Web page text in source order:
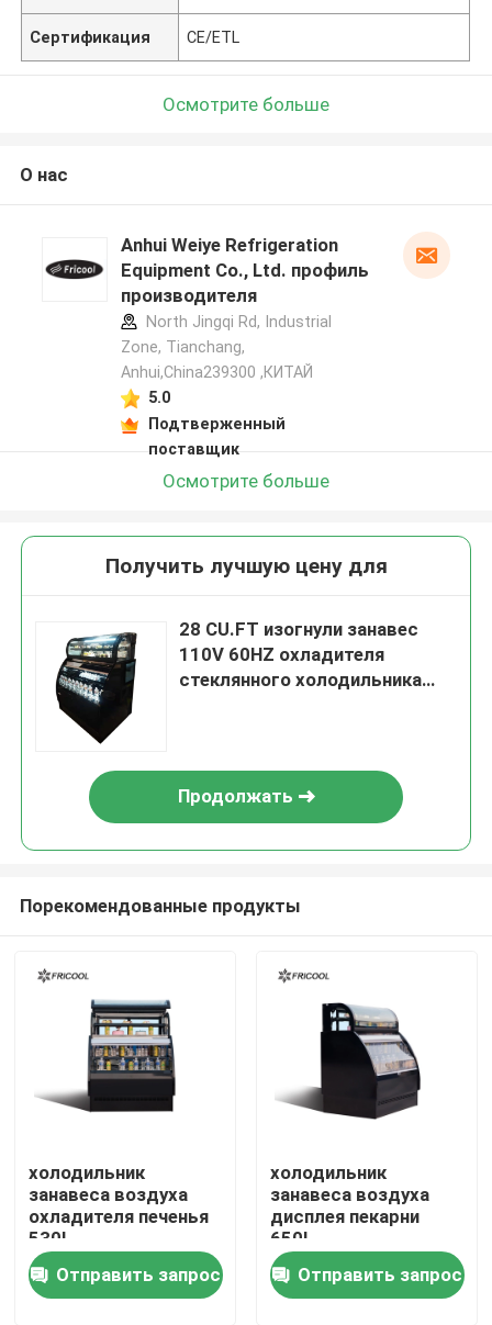
Продукция
О Компании
Сертификация CE/ETL
Осмотрите больше
О нас
Anhui Weiye Refrigeration
Equipment Co., Ltd. профиль
производителя
North Jingqi Rd, Industrial
Zone, Tianchang,
Anhui,China239300 ,КИТАЙ
5.0
Подтверженный
поставщик
Осмотрите больше
Получить лучшую цену для
28 CU.FT изогнули занавес
110V 60HZ охладителя
стеклянного холодильника
Продолжать
Порекомендованные продукты
холодильник
занавеса воздуха
охладителя печенья
530L
Отправить запрос
холодильник
занавеса воздуха
дисплея пекарни
650L
Отправить запрос